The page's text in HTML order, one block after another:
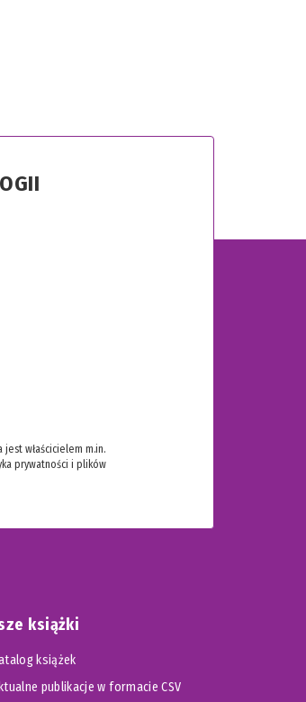
właścicielem m.in.
prywatności i plików
książki
książek
publikacje w formacie CSV